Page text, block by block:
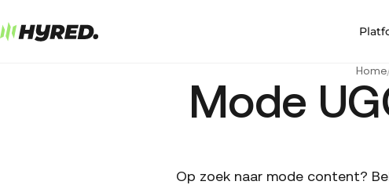
Home
Mode
Op zoek naar mode content?